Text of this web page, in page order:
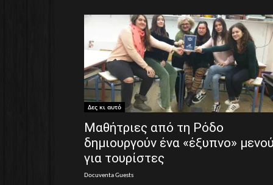
Δες κι αυτό
Μαθήτριες από τη Ρόδο
δημιουργούν ένα «έξυπνο»
για τουρίστες
Docuventa Guests